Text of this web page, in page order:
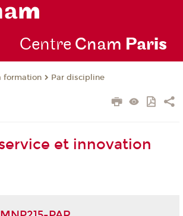
Centre Cnam Paris
formation Par discipline
et innovation